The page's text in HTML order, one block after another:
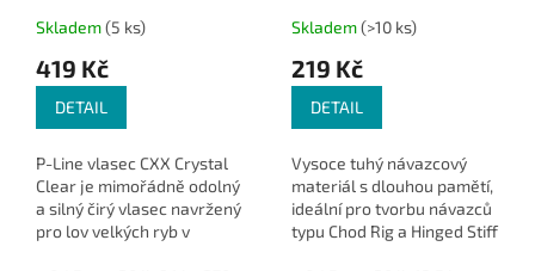
Skladem(5 ks)
419 Kč
DETAIL
P-Line vlasec CXX Crystal
Clear je mimořádně odolný
a silný čirý vlasec navržený
pro lov velkých ryb v
Skladem(>10 ks)
219 Kč
DETAIL
Vysoce tuhý návazcový
materiál s dlouhou pamětí,
ideální pro tvorbu návazců
typu Chod Rig a Hinged Stiff